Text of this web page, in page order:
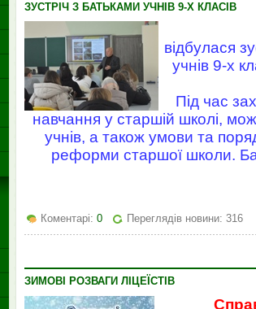
ЗУСТРІЧ З БАТЬКАМИ УЧНІВ 9-Х КЛАСІВ
відбулася
учнів 9-х
Під час
навчання у старшій школі,
учнів, а також умови та
реформи старшої школи.
Коментарі: 0 Переглядів новини: 316
ЗИМОВІ РОЗВАГИ ЛІЦЕЇСТІВ